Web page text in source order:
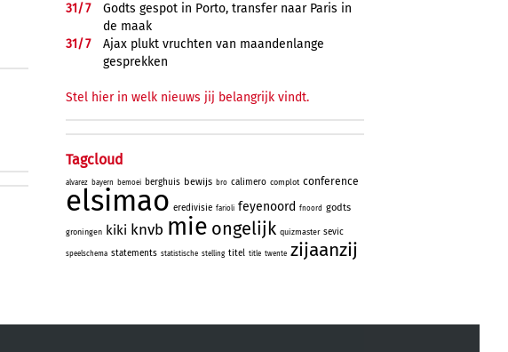
31/7
Godts gespot in Porto, transfer naar Paris in
de maak
31/7
Ajax plukt vruchten van maandenlange
gesprekken
Stel hier in welk nieuws jij belangrijk vindt.
Tagcloud
alvarez bayern bemoei berghuis bewijs bro calimero complot conference
elsimao eredivisie farioli feyenoord fnoord godts
groningen kiki knvb mie ongelijk quizmaster sevic
speelschema statements statistische stelling titel title twente zijaanzij